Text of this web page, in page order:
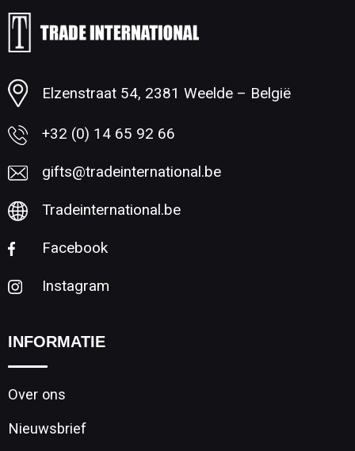
Minimale afname: 1
Elzenstraat 54, 2381 Weelde – België
+32 (0) 14 65 92 66
gifts@tradeinternational.be
Tradeinternational.be
Facebook
Instagram
INFORMATIE
Over ons
Nieuwsbrief